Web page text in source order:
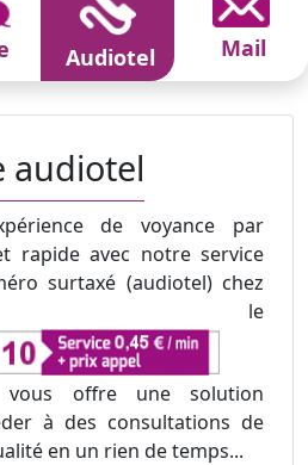
Audiotel Mail
audiotel
de voyance par
rapide avec notre service
surtaxé (audiotel) chez
le
vous offre une solution
à des consultations de
en un rien de temps...